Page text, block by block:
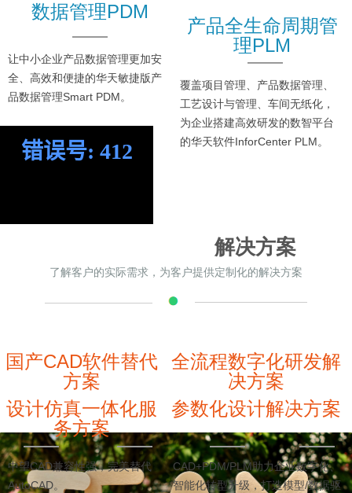
数据管理PDM
让中小企业产品数据管理更加安
全、高效和便捷的华天敏捷版产
品数据管理Smart PDM。
产品全生命周期管
理PLM
覆盖项目管理、产品数据管理、
工艺设计与管理、车间无纸化，
为企业搭建高效研发的数智平台
的华天软件InforCenter PLM。
了解客户的实际需求，为客户提供定制化的解决方案
解决方案
中望CAD兼容性强，完美替代
AutoCAD。
国产CAD软件替代
方案
全流程数字化研发解
决方案
CAD+PDM/PLM助力企业数字化、
智能化转型升级，打造模型/数据驱
设计仿真一体化服
务方案
参数化设计解决方案